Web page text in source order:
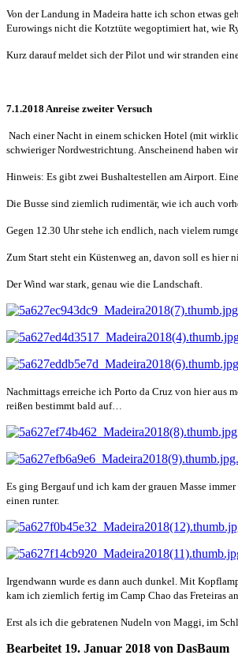
Von der Landung in Madeira hatte ich schon etwas
Eurowings nicht die Kotztüte wegoptimiert hat, wie
Kurz darauf meldet sich der Pilot und wir stranden
7.1.2018 Anreise zweiter Versuch
Nach einer Nacht in einem schicken Hotel (mit
schwieriger Nordwestrichtung. Anscheinend haben
Hinweis: Es gibt zwei Bushaltestellen am Airport.
Die Busse sind ziemlich rudimentär, wie ich auch
Gegen 12.30 Uhr stehe ich endlich, nach vielem
Zum Start steht ein Küstenweg an, davon soll es hier
Der Wind war stark, genau wie die Landschaft.
Nachmittags erreiche ich Porto da Cruz von hier
reißen bestimmt bald auf…
Es ging Bergauf und ich kam der grauen Masse
einen runter.
Irgendwann wurde es dann auch dunkel. Mit
kam ich ziemlich fertig im Camp Chao das Freteiras
Erst als ich die gebratenen Nudeln von Maggi, im
Bearbeitet 19. Januar 2018 von DasBaum